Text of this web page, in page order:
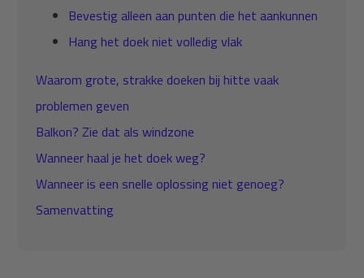
Bevestig alleen aan punten die het aankunnen
Hang het doek niet volledig vlak
Waarom grote, strakke doeken bij hitte vaak
problemen geven
Balkon? Zie dat als windzone
Wanneer haal je het doek weg?
Wanneer is een snelle oplossing niet genoeg?
Samenvatting